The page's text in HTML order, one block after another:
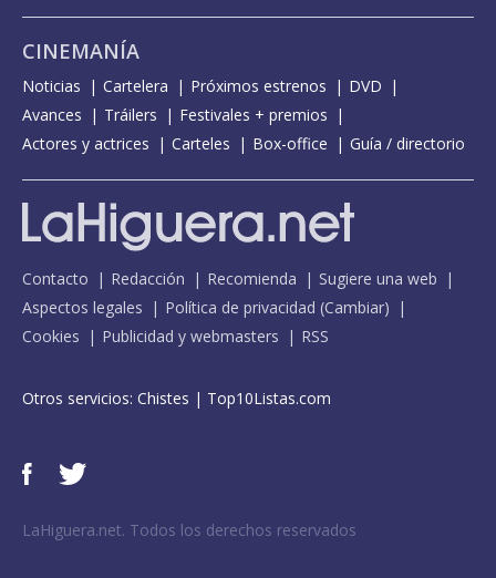
CINEMANÍA
Noticias Cartelera Próximos estrenos
DVD
Avances
Tráilers
Festivales + premios
Actores y actrices
Carteles Box-office Guía / directorio
Contacto Redacción Recomienda
Sugiere una web
Aspectos legales
Política de privacidad (Cambiar)
Cookies
Publicidad y webmasters RSS
Otros servicios: Chistes | Top10Listas.com
LaHiguera.net. Todos los derechos reservados